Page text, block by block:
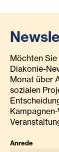
Möchten
Diakonie-
Monat über
sozialen
Anrede